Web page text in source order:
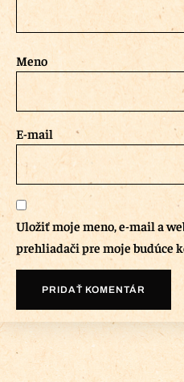
Meno
E-mail
Uložiť moje meno, e-mail a
prehliadači pre moje budúce